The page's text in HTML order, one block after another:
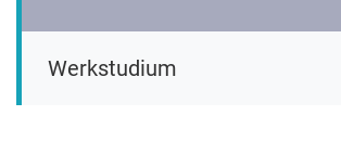
Werkstudium